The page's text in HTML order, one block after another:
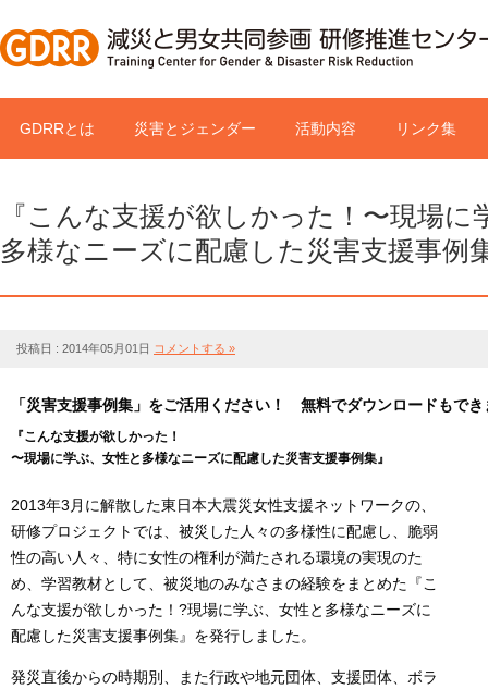
GDRRとは 災害とジェンダー 活動内容 リンク集
『こんな支援が欲しかった！〜現場に
多様なニーズに配慮した災害支援事例
投稿日 : 2014年05月01日 コメントする »
「災害支援事例集」をご活用ください！ 無料でダウンロードもでき
『こんな支援が欲しかった！
〜現場に学ぶ、女性と多様なニーズに配慮した災害支援事例集』
2013年3月に解散した東日本大震災女性支援ネットワークの、
研修プロジェクトでは、被災した人々の多様性に配慮し、脆弱
性の高い人々、特に女性の権利が満たされる環境の実現のた
め、学習教材として、被災地のみなさまの経験をまとめた『こ
んな支援が欲しかった！?現場に学ぶ、女性と多様なニーズに
配慮した災害支援事例集』を発行しました。
発災直後からの時期別、また行政や地元団体、支援団体、ボラ